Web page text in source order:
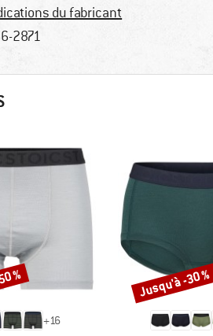
du fabricant
2871
+16
% Remise
Jusqu'à -30 %